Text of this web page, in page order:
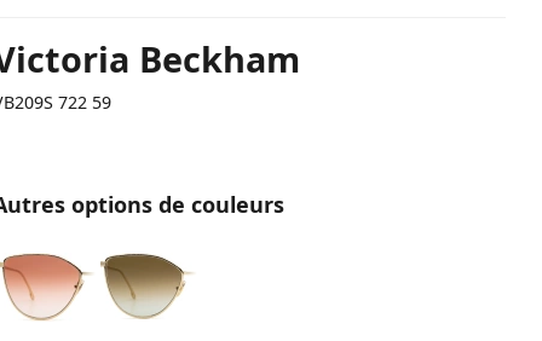
Beckham
722 59
options de couleurs